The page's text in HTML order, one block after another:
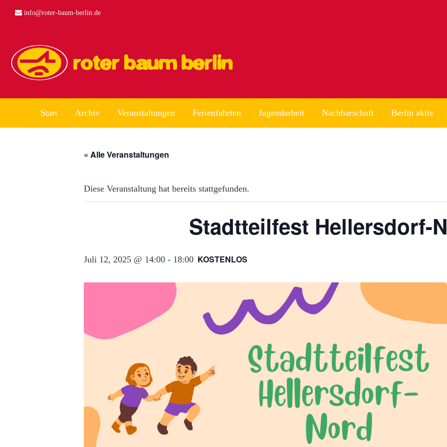
info@roter-baum-berlin.de
Start Archiv Veranstaltungen Ferienfahrten Jugendarbeit Nachbarschaft Berlin aktiv
« Alle Veranstaltungen
Diese Veranstaltung hat bereits stattgefunden.
Stadtteilfest Hellersdorf-
Juli 12, 2025 @ 14:00 - 18:00 KOSTENLOS